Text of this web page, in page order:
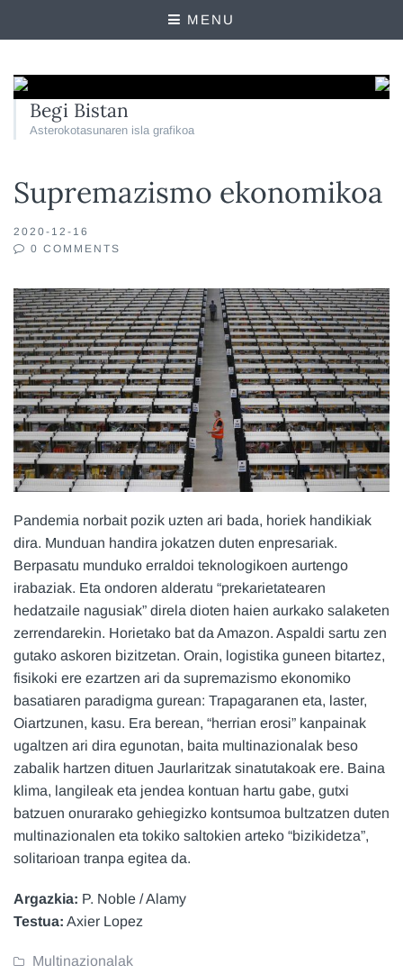
MENU
Begi Bistan
Asterokotasunaren isla grafikoa
Supremazismo ekonomikoa
2020-12-16
0 COMMENTS
Pandemia norbait pozik uzten ari bada, horiek handikiak
dira. Munduan handira jokatzen duten enpresariak.
Berpasatu munduko erraldoi teknologikoen aurtengo
irabaziak. Eta ondoren alderatu “prekarietatearen
hedatzaile nagusiak” direla dioten haien aurkako salaketen
zerrendarekin. Horietako bat da Amazon. Aspaldi sartu zen
gutako askoren bizitzetan. Orain, logistika guneen bitartez,
fisikoki ere ezartzen ari da supremazismo ekonomiko
basatiaren paradigma gurean: Trapagaranen eta, laster,
Oiartzunen, kasu. Era berean, “herrian erosi” kanpainak
ugaltzen ari dira egunotan, baita multinazionalak beso
zabalik hartzen dituen Jaurlaritzak sinatutakoak ere. Baina
klima, langileak eta jendea kontuan hartu gabe, gutxi
batzuen onurarako gehiegizko kontsumoa bultzatzen duten
multinazionalen eta tokiko saltokien arteko “bizikidetza”,
solitarioan tranpa egitea da.
Argazkia: P. Noble / Alamy
Testua: Axier Lopez
Multinazionalak